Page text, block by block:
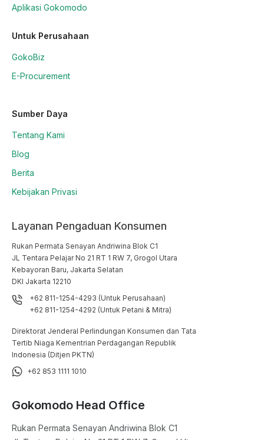
Aplikasi Gokomodo
Untuk Perusahaan
GokoBiz
E-Procurement
Sumber Daya
Tentang Kami
Blog
Berita
Kebijakan Privasi
Layanan Pengaduan Konsumen
Rukan Permata Senayan Andriwina Blok C1
JL Tentara Pelajar No 21 RT 1 RW 7, Grogol Utara
Kebayoran Baru, Jakarta Selatan
DKI Jakarta 12210
+62 811-1254-4293 (Untuk Perusahaan)
+62 811-1254-4292 (Untuk Petani & Mitra)
Direktorat Jenderal Perlindungan Konsumen dan Tata
Tertib Niaga Kementrian Perdagangan Republik
Indonesia (Ditjen PKTN)
+62 853 1111 1010
Gokomodo Head Office
Rukan Permata Senayan Andriwina Blok C1